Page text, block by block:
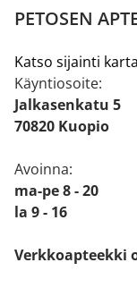
PETOSEN
Katso sijainti
Käyntiosoite:
Jalkasenkatu 5
70820 Kuopio
Avoinna:
ma-pe 8 - 20
la 9 - 16
Verkkoapteekki